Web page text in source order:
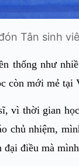
Tân sinh
thống như
còn mới mẻ
vì thời gian
chủ nhiệm,
điều mà